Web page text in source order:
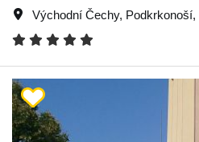
Východní Čechy, Podkrkonoší,